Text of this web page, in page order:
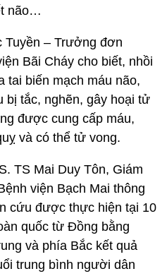
não…
Tuyền – Trưởng đơn
Bãi Cháy cho biết, nhồi
tai biến mạch máu não,
bị tắc, nghẽn, gây hoại tử
được cung cấp máu,
và có thể tử vong.
TS Mai Duy Tôn, Giám
viện Bạch Mai thông
cứu được thực hiện tại 10
quốc từ Đồng bằng
và phía Bắc kết quả
trung bình người dân